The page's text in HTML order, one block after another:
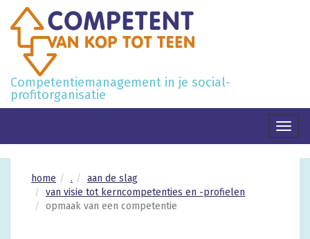
Competentiemanagement in je social-
profitorganisatie
home .
aan de slag
van visie tot kerncompetenties en -profielen
opmaak van een competentie